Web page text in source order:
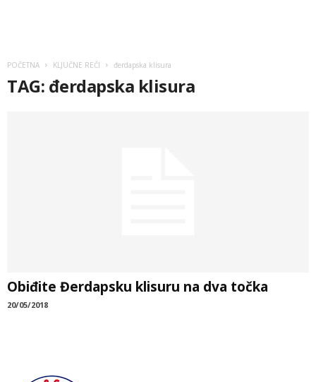
POČETNA KLJUČNE REČI đerdapska klisura
TAG: đerdapska klisura
Obiđite Đerdapsku klisuru na dva točka
20/05/2018